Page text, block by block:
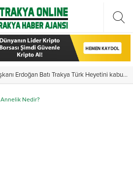
Türkiye Cumhurbaşkanı Erdoğan Batı Trakya Türk Heyetini kabul etti
Annelik Nedir?